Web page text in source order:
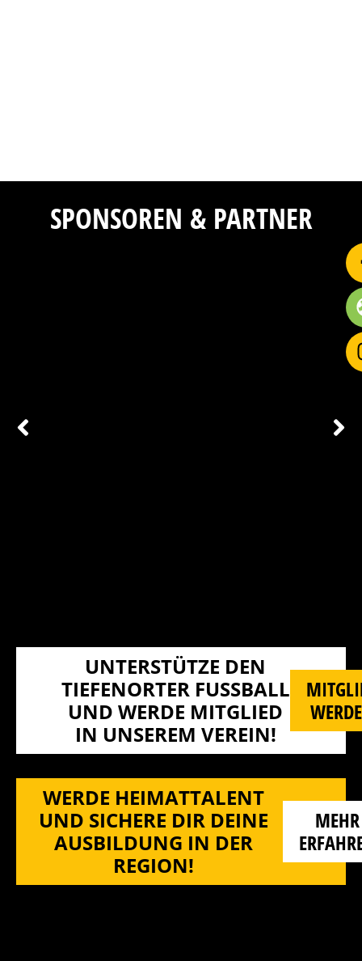
SPONSOREN & PARTNER
UNTERSTÜTZE DEN
TIEFENORTER FUSSBALL U
ND WERDE MITGLIED I
N UNSEREM VEREIN!
WERDE HEIMATTALENT
UND SICHERE DIR DEINE
AUSBILDUNG IN DER
REGION!
MEHR